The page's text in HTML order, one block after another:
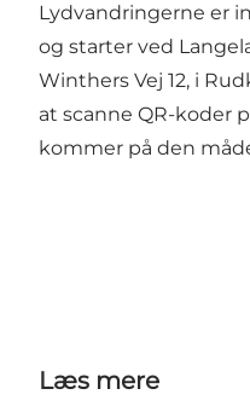
Lydvandringerne er
og starter ved
Winthers Vej 12, i
at scanne QR-koder
kommer på den
Læs mere